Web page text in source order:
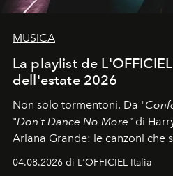
MUSICA
La playlist de
dell'estate 2026
Non solo tormentoni. Da "
"Don't Dance No More" di
Ariana Grande: le canzoni che
04.08.2026 di L'OFFICIEL Italia